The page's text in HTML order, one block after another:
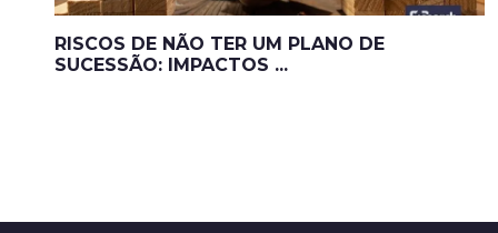
RISCOS DE NÃO TER UM PLANO DE
SUCESSÃO: IMPACTOS ...